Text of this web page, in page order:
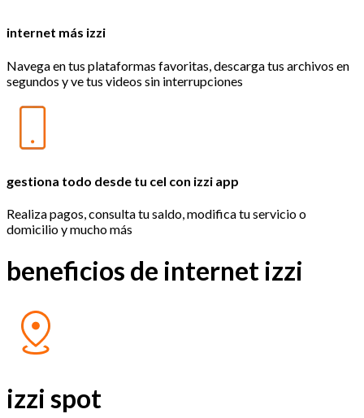
internet más izzi
Navega en tus plataformas favoritas, descarga tus archivos en
segundos y ve tus videos sin interrupciones
gestiona todo desde tu cel con izzi app
Realiza pagos, consulta tu saldo, modifica tu servicio o
domicilio y mucho más
beneficios de internet izzi
izzi spot